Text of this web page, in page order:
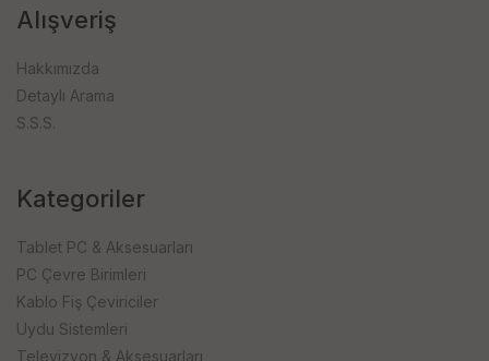
Alışveriş
Hakkımızda
Detaylı Arama
S.S.S.
Kategoriler
Tablet PC & Aksesuarları
PC Çevre Birimleri
Kablo Fiş Çeviriciler
Uydu Sistemleri
Televizyon & Aksesuarları